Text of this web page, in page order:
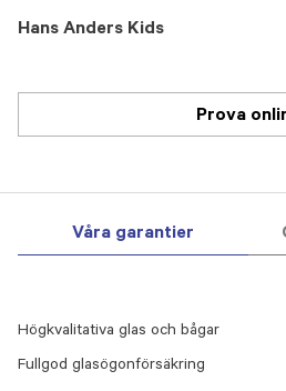
Hans Anders Kids
Prova
Våra garantier
Högkvalitativa glas och bågar
Fullgod glasögonförsäkring